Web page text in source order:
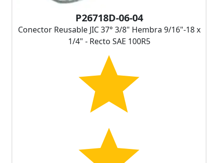
P26718D-06-04
Conector Reusable JIC 37° 3/8" Hembra 9/16"-18 x
1/4" - Recto SAE 100R5